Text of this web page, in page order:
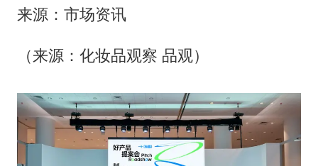
来源：市场资讯
（来源：化妆品观察 品观）